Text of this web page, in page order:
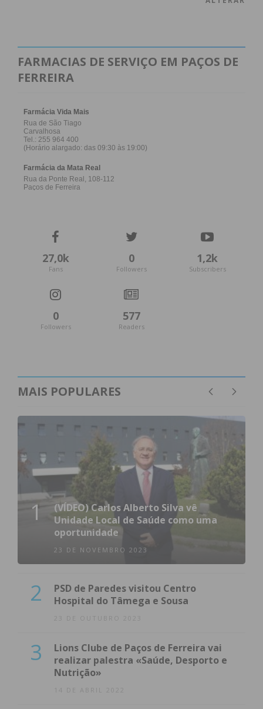
FARMACIAS DE SERVIÇO EM PAÇOS DE
FERREIRA
27,0k
Fans
0
Followers
1,2k
Subscribers
0
Followers
577
Readers
MAIS POPULARES
1
(VÍDEO) Carlos Alberto Silva vê
Unidade Local de Saúde como uma
oportunidade
23 DE NOVEMBRO 2023
2
PSD de Paredes visitou Centro
Hospital do Tâmega e Sousa
23 DE OUTUBRO 2023
3
Lions Clube de Paços de Ferreira vai
realizar palestra «Saúde, Desporto e
Nutrição»
14 DE ABRIL 2022